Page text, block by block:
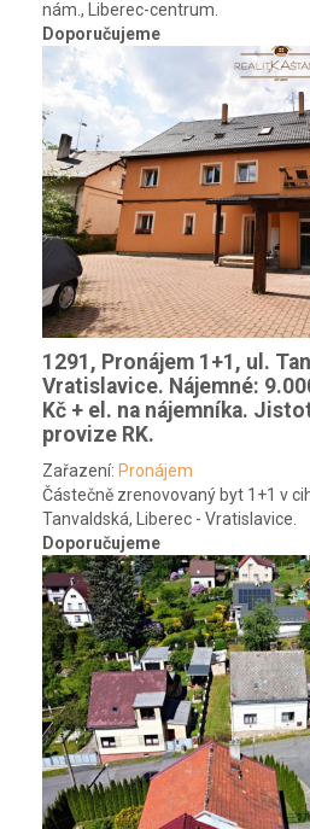
nám., Liberec-centrum.
Doporučujeme
1291, Pronájem 1+1, ul.
Vratislavice. Nájemné:
Kč + el. na nájemníka.
provize RK.
Zařazení: Pronájem
Částečně zrenovovaný byt 1+1 v
Tanvaldská, Liberec - Vratislavice.
Doporučujeme